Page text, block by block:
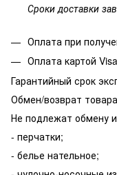
Сроки доставки
Оплата при
Оплата картой
Гарантийный срок
Обмен/возврат
Не подлежат обмену
- перчатки;
- белье нательное;